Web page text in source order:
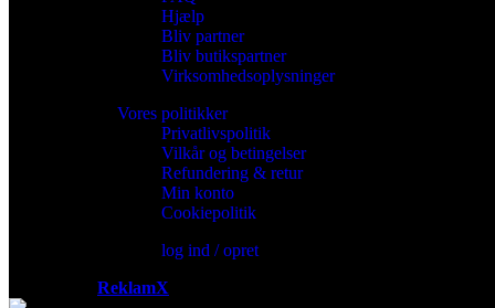
Hjælp
Bliv partner
Bliv butikspartner
Virksomhedsoplysninger
Vores politikker
Privatlivspolitik
Vilkår og betingelser
Refundering & retur
Min konto
Cookiepolitik
log ind / opret
ReklamX